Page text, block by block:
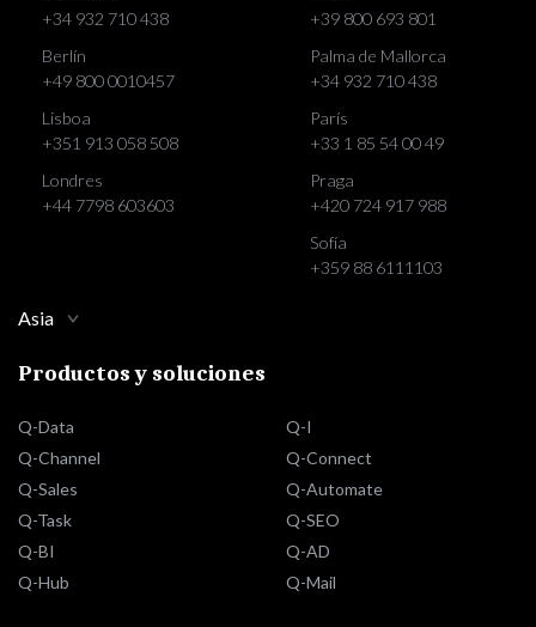
+34 932 710 438
Berlín
+49 800 0010457
Lisboa
+351 913 058 508
Londres
+44 7798 603603
+39 800 693 801
Palma de Mallorca
+34 932 710 438
París
+33 1 85 54 00 49
Praga
+420 724 917 988
Sofía
+359 88 6111103
Asia
Productos y soluciones
Q-Data
Q-Channel
Q-Sales
Q-Task
Q-BI
Q-Hub
Q-I
Q-Connect
Q-Automate
Q-SEO
Q-AD
Q-Mail